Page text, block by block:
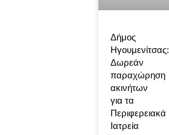
Δήμος
Ηγουμενίτσας:
Δωρεάν
παραχώρηση
ακινήτων
για τα
Περιφερειακά
Ιατρεία